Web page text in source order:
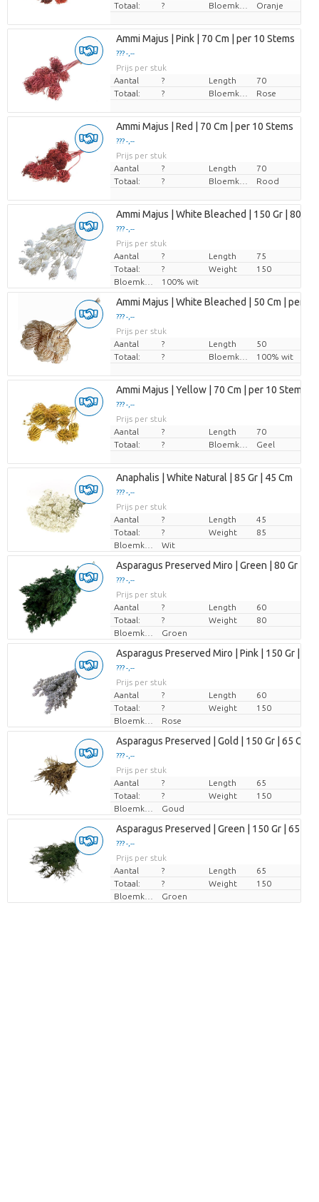
Totaal:
? Oranje
Ammi Majus | Pink | 70 Cm | per 10 Stems
??? -,--
Prijs per stuk
Aantal
? Length
70
Totaal:
? Rose
Ammi Majus | Red | 70 Cm | per 10 Stems
??? -,--
Prijs per stuk
Aantal
? Length
70
Totaal:
? Rood
Ammi Majus | White Bleached | 150 Gr | 80 Cm
??? -,--
Prijs per stuk
Aantal
? Length
75
Totaal:
? Weight
150
Bloemkleur
100% wit
Ammi Majus | White Bleached | 50 Cm | per 10
??? -,--
Prijs per stuk
Aantal
? Length
50
Totaal:
? 100% wit
Ammi Majus | Yellow | 70 Cm | per 10 Stems
??? -,--
Prijs per stuk
Aantal
? Length
70
Totaal:
? Geel
Anaphalis | White Natural | 85 Gr | 45 Cm
??? -,--
Prijs per stuk
Aantal
? Length
45
Totaal:
? Weight
85
Bloemkleur
Wit
Asparagus Preserved Miro | Green | 80 Gr | 65
??? -,--
Prijs per stuk
Aantal
? Length
60
Totaal:
? Weight
80
Bloemkleur
Groen
Asparagus Preserved Miro | Pink | 150 Gr | 65
??? -,--
Prijs per stuk
Aantal
? Length
60
Totaal:
? Weight
150
Bloemkleur
Rose
Asparagus Preserved | Gold | 150 Gr | 65 Cm
??? -,--
Prijs per stuk
Aantal
? Length
65
Totaal:
? Weight
150
Bloemkleur
Goud
Asparagus Preserved | Green | 150 Gr | 65 Cm
??? -,--
Prijs per stuk
Aantal
? Length
65
Totaal:
? Weight
150
Bloemkleur
Groen